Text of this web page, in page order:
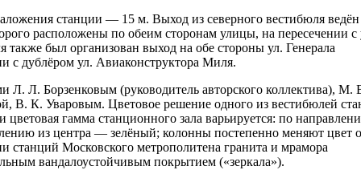
станции — 15 м. Выход из северного вестибюля
расположены по обеим сторонам улицы, на пересечении с
был организован выход на обе стороны ул. Генерала
с дублёром ул. Авиаконструктора Миля.
Л. Л. Борзенковым (руководитель авторского коллектива), М.
К. Уваровым. Цветовое решение одного из вестибюлей
гамма станционного зала варьируется: по
из центра — зелёный; колонны постепенно меняют цвет
Московского метрополитена гранита и мрамора
вандалоустойчивым покрытием («зеркала»).